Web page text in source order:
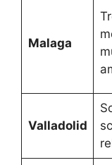
Malaga
Valladolid